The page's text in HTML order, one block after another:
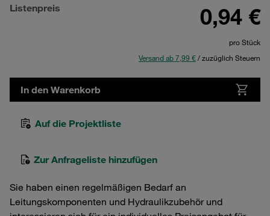
Listenpreis 0,94 €
pro Stück
Versand ab 7,99 €/ zuzüglich Steuern
In den Warenkorb
Auf die Projektliste
Zur Anfrageliste hinzufügen
Sie haben einen regelmäßigen Bedarf an
Leitungskomponenten und Hydraulikzubehör und